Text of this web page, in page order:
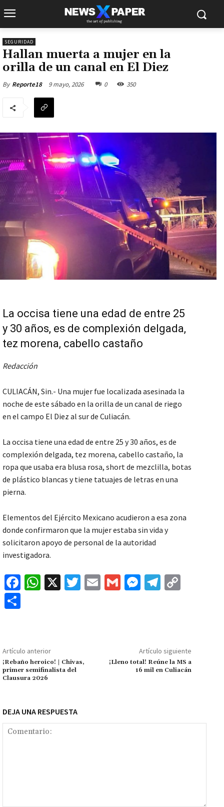
SEGURIDAD
Hallan muerta a mujer en la
orilla de un canal en El Diez
By Reporte18 9 mayo, 2026 0 350
La occisa tiene una edad de entre 25
y 30 años, es de complexión delgada,
tez morena, cabello castaño
Redacción
CULIACÁN, Sin.- Una mujer fue localizada asesinada la
noche de este sábado en la orilla de un canal de riego
en el campo El Diez al sur de Culiacán.
La occisa tiene una edad de entre 25 y 30 años, es de
complexión delgada, tez morena, cabello castaño, la
ropa que usaba era blusa rosa, short de mezclilla, botas
de plástico blancas y tiene tatuajes de letras en una
pierna.
Elementos del Ejército Mexicano acudieron a esa zona
donde confirmaron que la mujer estaba sin vida y
solicitaron apoyo de personal de la autoridad
investigadora.
Fa
o
k
W
p
p
X
T
E
G
M
ge
r
Te
m Li
n
k
p
ar
tir
Artículo anterior
¡Rebaño heroico! | Chivas,
primer semifinalista del
Clausura 2026
Artículo siguiente
¡Lleno total! Reúne la MS a
16 mil en Culiacán
DEJA UNA RESPUESTA